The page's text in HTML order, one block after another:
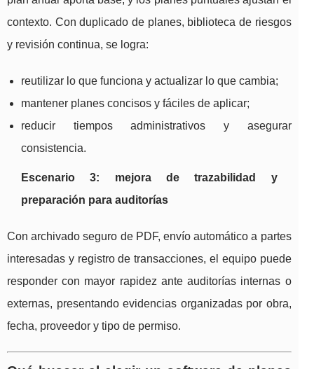
contexto. Con duplicado de planes, biblioteca de riesgos
y revisión continua, se logra:
reutilizar lo que funciona y actualizar lo que cambia;
mantener planes concisos y fáciles de aplicar;
reducir tiempos administrativos y asegurar
consistencia.
Escenario 3: mejora de trazabilidad y
preparación para auditorías
Con archivado seguro de PDF, envío automático a partes
interesadas y registro de transacciones, el equipo puede
responder con mayor rapidez ante auditorías internas o
externas, presentando evidencias organizadas por obra,
fecha, proveedor y tipo de permiso.